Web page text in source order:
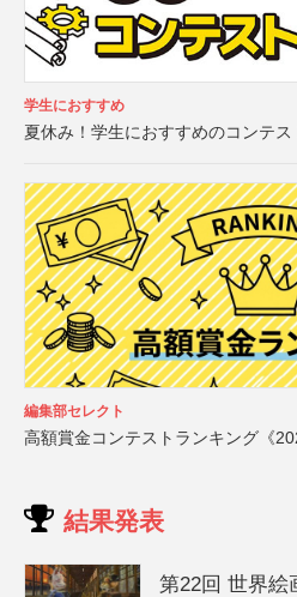
学生におすすめ
夏休み！学生におすすめのコンテス
編集部セレクト
高額賞金コンテストランキング《
結果発表
第22回 世界絵